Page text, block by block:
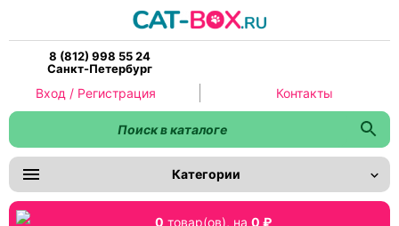
8 (812) 998 55 24
Санкт-Петербург
0 товар(ов), на 0 ₽
Категории
Вход / Регистрация Контакты